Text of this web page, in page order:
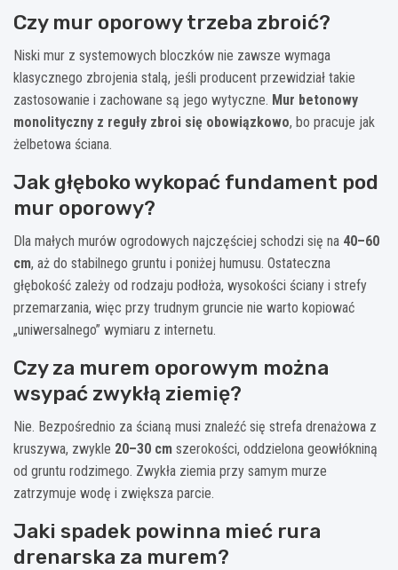
Czy mur oporowy trzeba zbroić?
Niski mur z systemowych bloczków nie zawsze wymaga
klasycznego zbrojenia stalą, jeśli producent przewidział takie
zastosowanie i zachowane są jego wytyczne. Mur betonowy
monolityczny z reguły zbroi się obowiązkowo, bo pracuje jak
żelbetowa ściana.
Jak głęboko wykopać fundament pod
mur oporowy?
Dla małych murów ogrodowych najczęściej schodzi się na 40–60
cm, aż do stabilnego gruntu i poniżej humusu. Ostateczna
głębokość zależy od rodzaju podłoża, wysokości ściany i strefy
przemarzania, więc przy trudnym gruncie nie warto kopiować
„uniwersalnego” wymiaru z internetu.
Czy za murem oporowym można
wsypać zwykłą ziemię?
Nie. Bezpośrednio za ścianą musi znaleźć się strefa drenażowa z
kruszywa, zwykle 20–30 cm szerokości, oddzielona geowłókniną
od gruntu rodzimego. Zwykła ziemia przy samym murze
zatrzymuje wodę i zwiększa parcie.
Jaki spadek powinna mieć rura
drenarska za murem?